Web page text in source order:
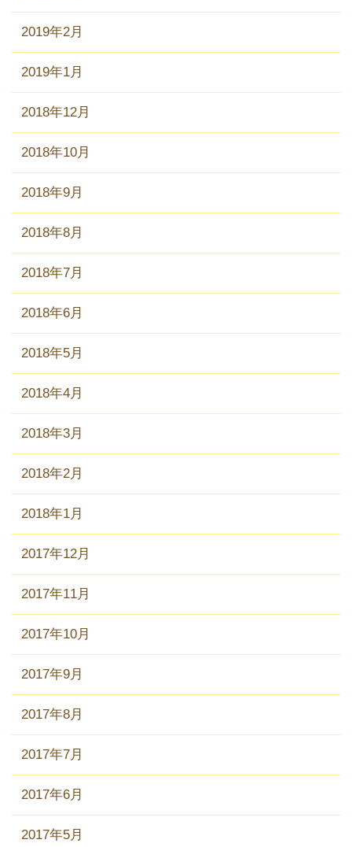
2019年2月
2019年1月
2018年12月
2018年10月
2018年9月
2018年8月
2018年7月
2018年6月
2018年5月
2018年4月
2018年3月
2018年2月
2018年1月
2017年12月
2017年11月
2017年10月
2017年9月
2017年8月
2017年7月
2017年6月
2017年5月